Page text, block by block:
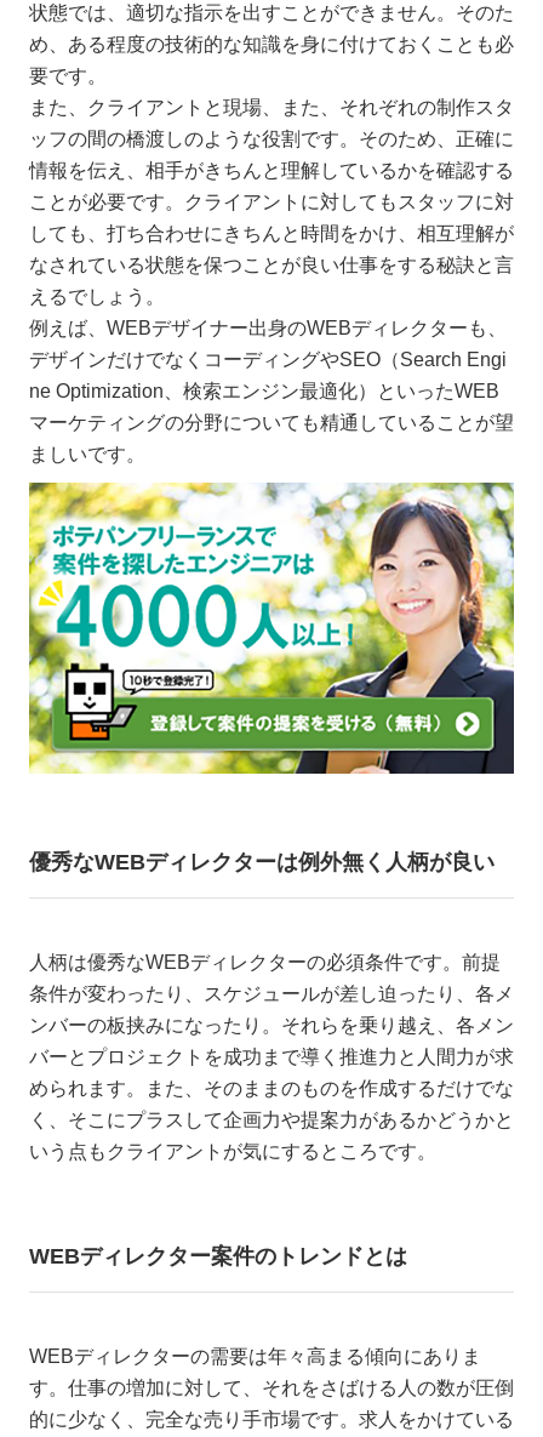
状態では、適切な指示を出すことができません。そのた
め、ある程度の技術的な知識を身に付けておくことも必
要です。
また、クライアントと現場、また、それぞれの制作スタ
ッフの間の橋渡しのような役割です。そのため、正確に
情報を伝え、相手がきちんと理解しているかを確認する
ことが必要です。クライアントに対してもスタッフに対
しても、打ち合わせにきちんと時間をかけ、相互理解が
なされている状態を保つことが良い仕事をする秘訣と言
えるでしょう。
例えば、WEBデザイナー出身のWEBディレクターも、
デザインだけでなくコーディングやSEO（Search Engi
ne Optimization、検索エンジン最適化）といったWEB
マーケティングの分野についても精通していることが望
ましいです。
優秀なWEBディレクターは例外無く人柄が良い
人柄は優秀なWEBディレクターの必須条件です。前提
条件が変わったり、スケジュールが差し迫ったり、各メ
ンバーの板挟みになったり。それらを乗り越え、各メン
バーとプロジェクトを成功まで導く推進力と人間力が求
められます。また、そのままのものを作成するだけでな
く、そこにプラスして企画力や提案力があるかどうかと
いう点もクライアントが気にするところです。
WEBディレクター案件のトレンドとは
WEBディレクターの需要は年々高まる傾向にありま
す。仕事の増加に対して、それをさばける人の数が圧倒
的に少なく、完全な売り手市場です。求人をかけている